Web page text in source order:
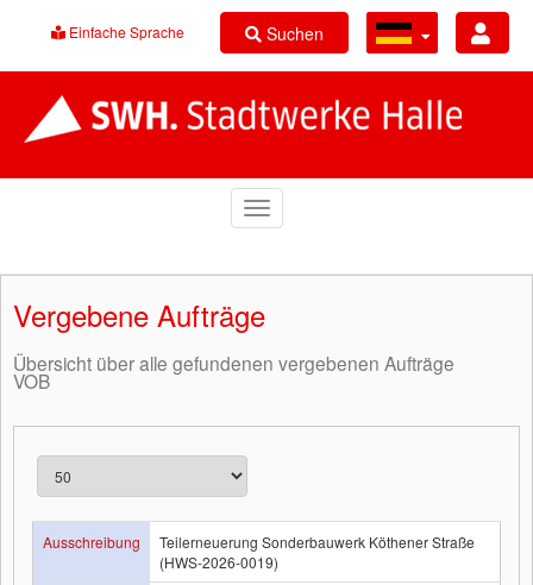
Einfache Sprache Suchen
Vergebene Aufträge
Übersicht über alle gefundenen vergebenen Aufträge
VOB
Ausschreibung
Teilerneuerung Sonderbauwerk Köthener Straße
(HWS-2026-0019)